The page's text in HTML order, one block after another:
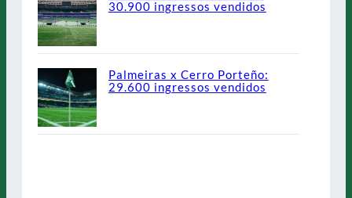
30.900 ingressos vendidos
Palmeiras x Cerro Porteño:
29.600 ingressos vendidos